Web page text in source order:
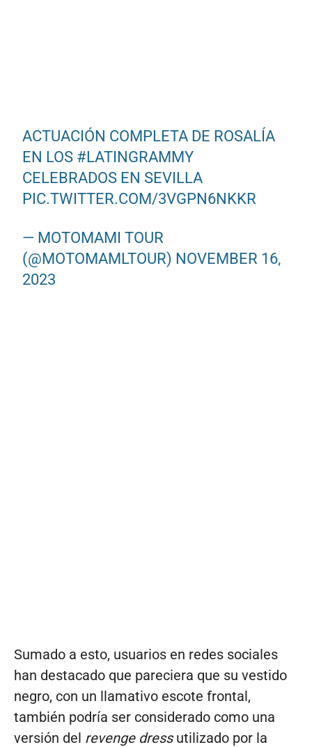
ACTUACIÓN COMPLETA DE ROSALÍA
EN LOS #LATINGRAMMY
CELEBRADOS EN SEVILLA
PIC.TWITTER.COM/3VGPN6NKKR
— MOTOMAMI TOUR
(@MOTOMAMLTOUR) NOVEMBER 16,
2023
Sumado a esto, usuarios en redes sociales
han destacado que pareciera que su vestido
negro, con un llamativo escote frontal,
también podría ser considerado como una
versión del revenge dressutilizado por la